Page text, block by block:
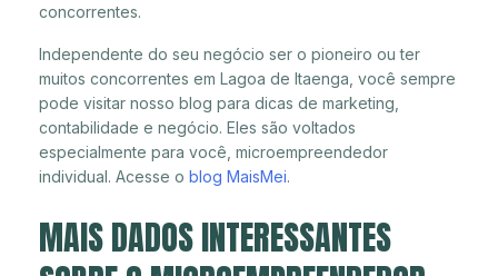
concorrentes.
Independente do seu negócio ser o pioneiro ou ter
muitos concorrentes em Lagoa de Itaenga, você sempre
pode visitar nosso blog para dicas de marketing,
contabilidade e negócio. Eles são voltados
especialmente para você, microempreendedor
individual. Acesse o blog MaisMei.
MAIS DADOS INTERESSANTES